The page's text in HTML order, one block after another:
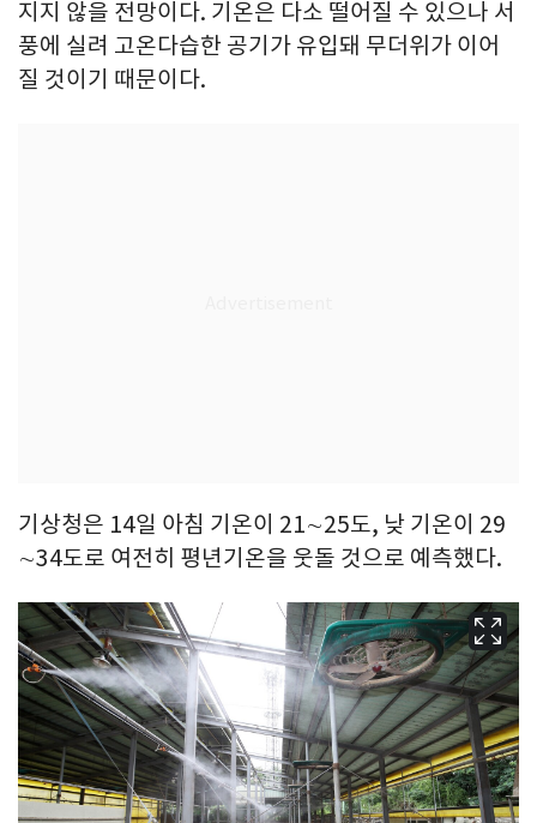
지지 않을 전망이다. 기온은 다소 떨어질 수 있으나 서
풍에 실려 고온다습한 공기가 유입돼 무더위가 이어
질 것이기 때문이다.
기상청은 14일 아침 기온이 21∼25도, 낮 기온이 29
∼34도로 여전히 평년기온을 웃돌 것으로 예측했다.